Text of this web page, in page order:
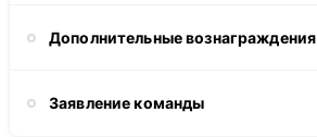
Дополнительные вознаграждения
Заявление команды